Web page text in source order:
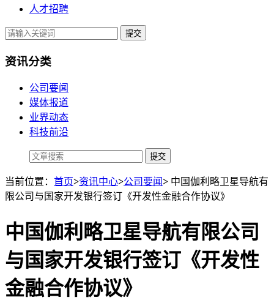
人才招聘
提交
资讯分类
公司要闻
媒体报道
业界动态
科技前沿
当前位置： 首页>资讯中心>公司要闻> 中国伽利略卫星导航有
限公司与国家开发银行签订《开发性金融合作协议》
中国伽利略卫星导航有限公司
与国家开发银行签订《开发性
金融合作协议》